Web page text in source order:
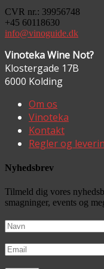
CVR nr.: 39956748
+45 60118630
info@vinoguide.dk
Vinoteka Wine Not?
Klostergade 17B
6000 Kolding
Om os
Vinoteka
Kontakt
Regler og
Nyhedsbrev
Tilmeld dig vores
smagninger, events og